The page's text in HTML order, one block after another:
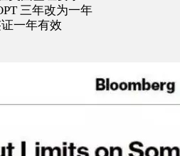
三年改为一年
一年有效